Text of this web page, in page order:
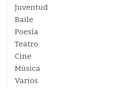
Juventud
Baile
Poesía
Teatro
Cine
Música
Varios